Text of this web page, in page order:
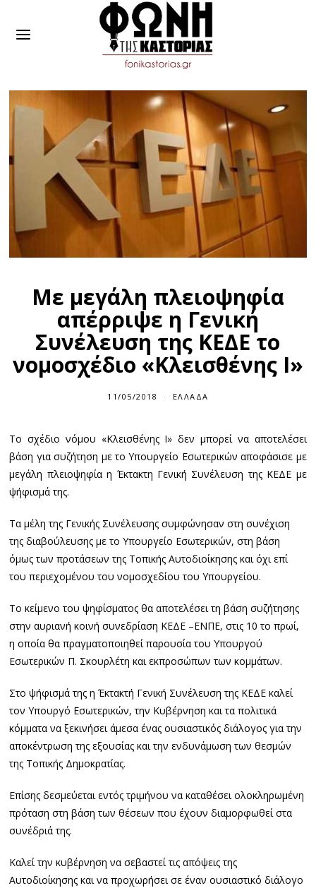
Με μεγάλη πλειοψηφία
απέρριψε η Γενική
Συνέλευση της ΚΕΔΕ το
νομοσχέδιο «Κλεισθένης Ι»
11/05/2018 ΕΛΛΆΔΑ
Το σχέδιο νόμου «Κλεισθένης Ι» δεν μπορεί να αποτελέσει
βάση για συζήτηση με το Υπουργείο Εσωτερικών αποφάσισε με
μεγάλη πλειοψηφία η Έκτακτη Γενική Συνέλευση της ΚΕΔΕ με
ψήφισμά της.
Τα μέλη της Γενικής Συνέλευσης συμφώνησαν στη συνέχιση
της διαβούλευσης με το Υπουργείο Εσωτερικών, στη βάση
όμως των προτάσεων της Τοπικής Αυτοδιοίκησης και όχι επί
του περιεχομένου του νομοσχεδίου του Υπουργείου.
Το κείμενο του ψηφίσματος θα αποτελέσει τη βάση συζήτησης
στην αυριανή κοινή συνεδρίαση ΚΕΔΕ –ΕΝΠΕ, στις 10 το πρωί,
η οποία θα πραγματοποιηθεί παρουσία του Υπουργού
Εσωτερικών Π. Σκουρλέτη και εκπροσώπων των κομμάτων.
Στο ψήφισμά της η Έκτακτή Γενική Συνέλευση της ΚΕΔΕ καλεί
τον Υπουργό Εσωτερικών, την Κυβέρνηση και τα πολιτικά
κόμματα να ξεκινήσει άμεσα ένας ουσιαστικός διάλογος για την
αποκέντρωση της εξουσίας και την ενδυνάμωση των θεσμών
της Τοπικής Δημοκρατίας.
Επίσης δεσμεύεται εντός τριμήνου να καταθέσει ολοκληρωμένη
πρόταση στη βάση των θέσεων που έχουν διαμορφωθεί στα
συνέδριά της.
Καλεί την κυβέρνηση να σεβαστεί τις απόψεις της
Αυτοδιοίκησης και να προχωρήσει σε έναν ουσιαστικό διάλογο